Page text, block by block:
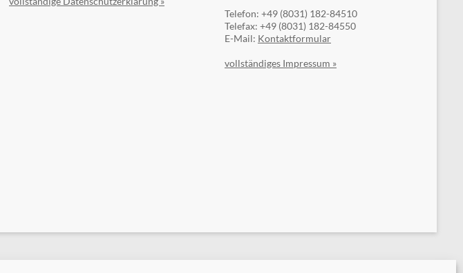
Telefon: +49 (8031) 182-84510
Telefax: +49 (8031) 182-84550
E-Mail: Kontaktformular
vollständiges Impressum »